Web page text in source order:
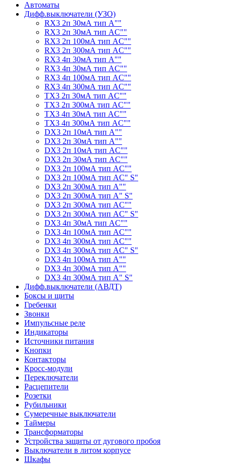
Автоматы
Дифф.выключатели (УЗО)
RX3 2п 30мА тип А""
RX3 2п 30мА тип АC""
RX3 2п 100мА тип АC""
RX3 2п 300мА тип АC""
RX3 4п 30мА тип А""
RX3 4п 30мА тип АC""
RX3 4п 100мА тип АC""
RX3 4п 300мА тип АC""
TX3 2п 30мА тип АC""
TX3 2п 300мА тип АC""
TX3 4п 30мА тип АC""
TX3 4п 300мА тип АC""
DX3 2п 10мА тип А""
DX3 2п 30мА тип А""
DX3 2п 10мА тип АC""
DX3 2п 30мА тип АC""
DX3 2п 100мА тип АC""
DX3 2п 100мА тип АC" S"
DX3 2п 300мА тип А""
DX3 2п 300мА тип А" S"
DX3 2п 300мА тип АC""
DX3 2п 300мА тип АC" S"
DX3 4п 30мА тип АC""
DX3 4п 100мА тип АC""
DX3 4п 300мА тип АC""
DX3 4п 300мА тип АC" S"
DX3 4п 100мА тип А""
DX3 4п 300мА тип А""
DX3 4п 300мА тип А" S"
Дифф.выключатели (АВДТ)
Боксы и щиты
Гребенки
Звонки
Импульсные реле
Индикаторы
Источники питания
Кнопки
Контакторы
Кросс-модули
Переключатели
Расцепители
Розетки
Рубильники
Сумеречные выключатели
Таймеры
Трансформаторы
Устройства защиты от дугового пробоя
Выключатели в литом корпусе
Шкафы